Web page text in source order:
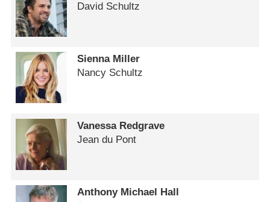
David Schultz
Sienna Miller
Nancy Schultz
Vanessa Redgrave
Jean du Pont
Anthony Michael Hall